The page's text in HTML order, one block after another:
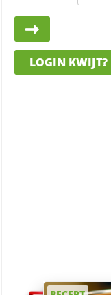
LOGIN KWIJT?